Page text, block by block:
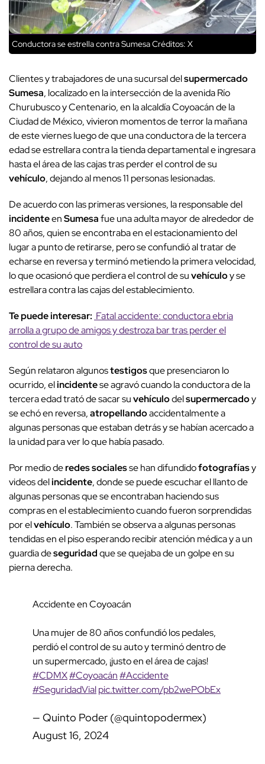
Conductora se estrella contra SumesaCréditos: X
Clientes y trabajadores de una sucursal delsupermercado
Sumesa, localizado en la intersección de la avenida Río
Churubusco y Centenario, en la alcaldía Coyoacán de la
Ciudad de México, vivieron momentos de terror la mañana
de este viernes luego de que una conductora de la tercera
edad se estrellara contra la tienda departamental e ingresara
hasta el área de las cajas tras perder el control de su
vehículo, dejando al menos 11 personas lesionadas.
De acuerdo con las primeras versiones, la responsable del
incidenteenSumesafue una adulta mayor de alrededor de
80 años, quien se encontraba en el estacionamiento del
lugar a punto de retirarse, pero se confundió al tratar de
echarse en reversa y terminó metiendo la primera velocidad,
lo que ocasionó que perdiera el control de suvehículoy se
estrellara contra las cajas del establecimiento.
Te puede interesar: Fatal accidente: conductora ebria
arrolla a grupo de amigos y destroza bar tras perder el
control de su auto
Según relataron algunostestigosque presenciaron lo
ocurrido, elincidentese agravó cuando la conductora de la
tercera edad trató de sacar suvehículodelsupermercadoy
se echó en reversa,atropellandoaccidentalmente a
algunas personas que estaban detrás y se habían acercado a
la unidad para ver lo que había pasado.
Por medio deredes socialesse han difundidofotografíasy
videos delincidente, donde se puede escuchar el llanto de
algunas personas que se encontraban haciendo sus
compras en el establecimiento cuando fueron sorprendidas
por elvehículo. También se observa a algunas personas
tendidas en el piso esperando recibir atención médica y a un
guardia deseguridadque se quejaba de un golpe en su
pierna derecha.
Accidente en Coyoacán
Una mujer de 80 años confundió los pedales,
perdió el control de su auto y terminó dentro de
un supermercado, ¡justo en el área de cajas!
#CDMX#Coyoacán#Accidente
#SeguridadVialpic.twitter.com/pb2wePObEx
— Quinto Poder (@quintopodermex)
August 16, 2024